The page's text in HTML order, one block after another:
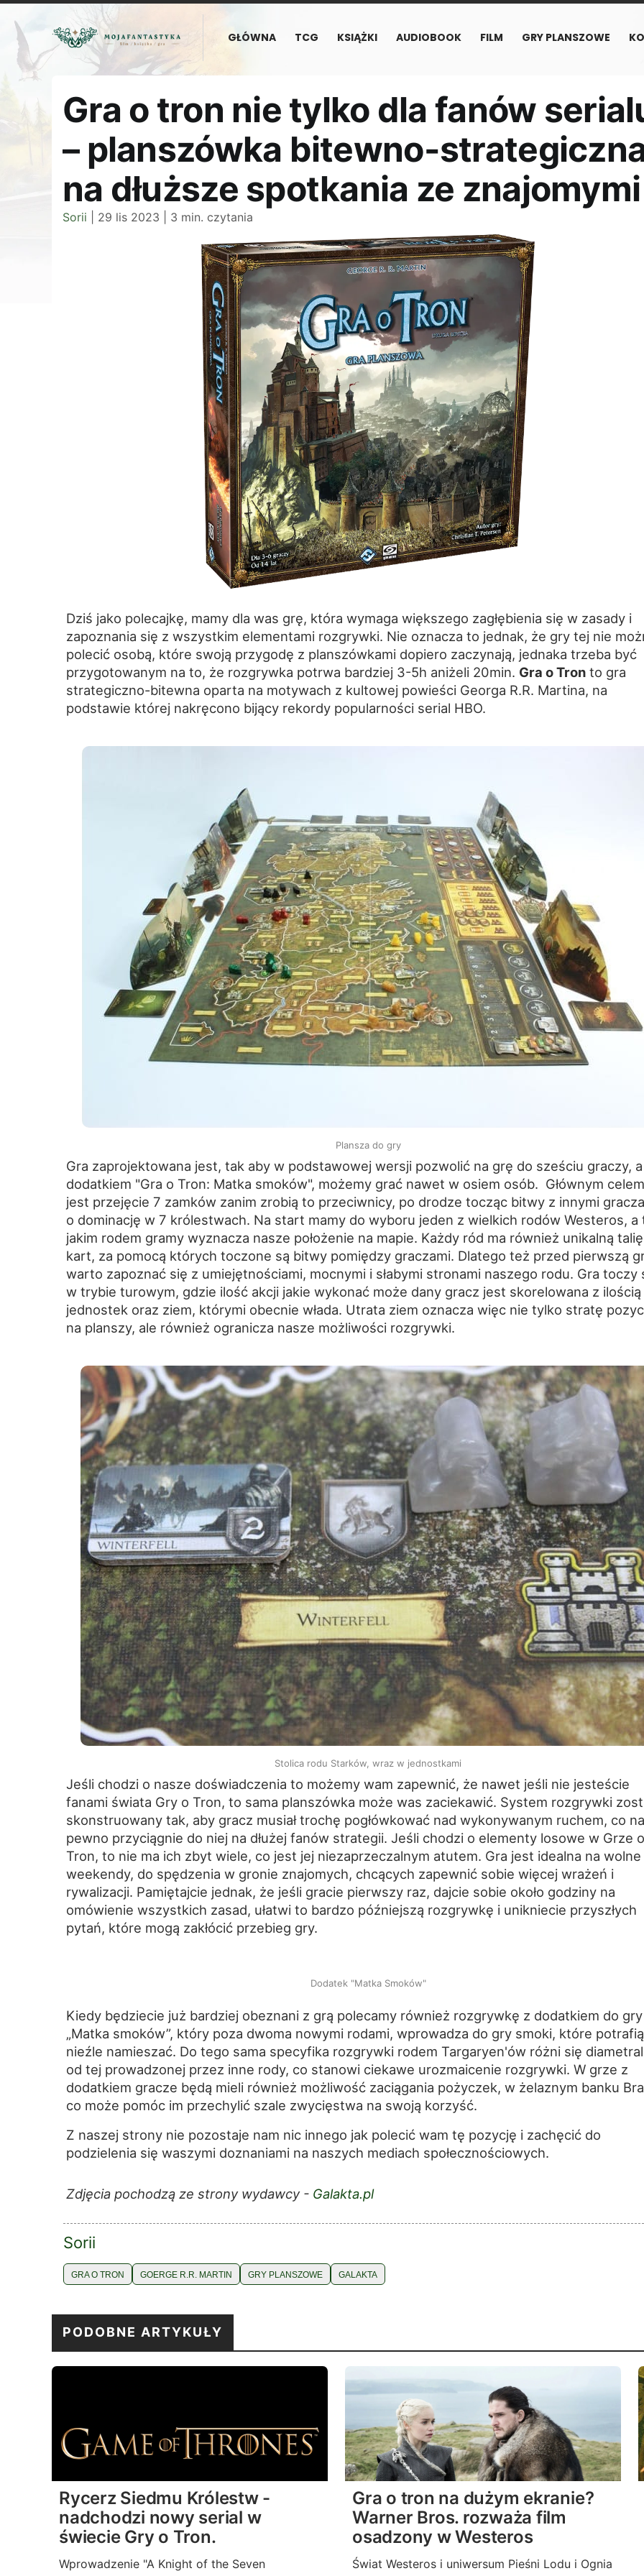
GŁÓWNA TCG KSIĄŻKI AUDIOBOOK FILM GRY PLANSZOWE
Gra o tron nie tylko dla fanów
– planszówka bitewno-
na dłuższe spotkania ze znajomymi
Sorii 29 lis 2023 3 min. czytania
Dziś jako polecajkę, mamy dla was grę, która wymaga większego zagłębienia się w zasady i
zapoznania się z wszystkim elementami rozgrywki. Nie oznacza to jednak, że gry tej nie
polecić osobą, które swoją przygodę z planszówkami dopiero zaczynają, jednaka trzeba być
przygotowanym na to, że rozgrywka potrwa bardziej 3-5h aniżeli 20min. Gra o Tron to gra
strategiczno-bitewna oparta na motywach z kultowej powieści Georga R.R. Martina, na
podstawie której nakręcono bijący rekordy popularności serial HBO.
Plansza do gry
Gra zaprojektowana jest, tak aby w podstawowej wersji pozwolić na grę do sześciu graczy,
dodatkiem "Gra o Tron: Matka smoków", możemy grać nawet w osiem osób. Głównym
jest przejęcie 7 zamków zanim zrobią to przeciwnicy, po drodze tocząc bitwy z innymi
o dominację w 7 królestwach. Na start mamy do wyboru jeden z wielkich rodów Westeros, a
jakim rodem gramy wyznacza nasze położenie na mapie. Każdy ród ma również unikalną talię
kart, za pomocą których toczone są bitwy pomiędzy graczami. Dlatego też przed pierwszą
warto zapoznać się z umiejętnościami, mocnymi i słabymi stronami naszego rodu. Gra toczy
w trybie turowym, gdzie ilość akcji jakie wykonać może dany gracz jest skorelowana z ilością
jednostek oraz ziem, którymi obecnie włada. Utrata ziem oznacza więc nie tylko stratę
na planszy, ale również ogranicza nasze możliwości rozgrywki.
Stolica rodu Starków, wraz w jednostkami
Jeśli chodzi o nasze doświadczenia to możemy wam zapewnić, że nawet jeśli nie jesteście
fanami świata Gry o Tron, to sama planszówka może was zaciekawić. System rozgrywki
skonstruowany tak, aby gracz musiał trochę pogłówkować nad wykonywanym ruchem, co na
pewno przyciągnie do niej na dłużej fanów strategii. Jeśli chodzi o elementy losowe w Grze o
Tron, to nie ma ich zbyt wiele, co jest jej niezaprzeczalnym atutem. Gra jest idealna na wolne
weekendy, do spędzenia w gronie znajomych, chcących zapewnić sobie więcej wrażeń i
rywalizacji. Pamiętajcie jednak, że jeśli gracie pierwszy raz, dajcie sobie około godziny na
omówienie wszystkich zasad, ułatwi to bardzo późniejszą rozgrywkę i unikniecie przyszłych
pytań, które mogą zakłócić przebieg gry.
Dodatek "Matka Smoków"
Kiedy będziecie już bardziej obeznani z grą polecamy również rozgrywkę z dodatkiem do gry
„Matka smoków”, który poza dwoma nowymi rodami, wprowadza do gry smoki, które potrafią
nieźle namieszać. Do tego sama specyfika rozgrywki rodem Targaryen'ów różni się
od tej prowadzonej przez inne rody, co stanowi ciekawe urozmaicenie rozgrywki. W grze z
dodatkiem gracze będą mieli również możliwość zaciągania pożyczek, w żelaznym banku
co może pomóc im przechylić szale zwycięstwa na swoją korzyść.
Z naszej strony nie pozostaje nam nic innego jak polecić wam tę pozycję i zachęcić do
podzielenia się waszymi doznaniami na naszych mediach społecznościowych.
Zdjęcia pochodzą ze strony wydawcy - Galakta.pl
Sorii
GRA O TRON GOERGE R.R. MARTIN GRY PLANSZOWE GALAKTA
PODOBNE ARTYKUŁY
Rycerz Siedmu Królestw -
nadchodzi nowy serial w
świecie Gry o Tron.
Wprowadzenie "A Knight of the Seven
Gra o tron na dużym ekranie?
Warner Bros. rozważa film
osadzony w Westeros
Świat Westeros i uniwersum Pieśni Lodu i Ognia